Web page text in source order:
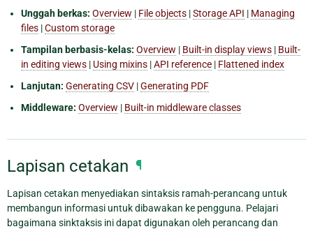
Unggah berkas: Overview | File objects |Storage API | Managing
files |Custom storage
Tampilan berbasis-kelas: Overview | Built-in display views | Built-
in editing views | Using mixins |API reference | Flattened index
Lanjutan: Generating CSV |Generating PDF
Middleware: Overview | Built-in middleware classes
Lapisan cetakan ¶
Lapisan cetakan menyediakan sintaksis ramah-perancang untuk
membangun informasi untuk dibawakan ke pengguna. Pelajari
bagaimana sinktaksis ini dapat digunakan oleh perancang dan